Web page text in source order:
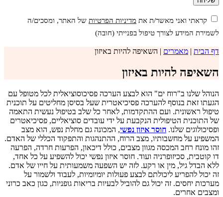
קראתי ואני מאשר/ת את מדיניות הפרטיות של האתר, ומסכים/ה
לשמירת המידע לצורך טיפול בפנייתי (חובה)
דף הבית | מאמרים | השאיפה להיות באיזון
השאיפה להיות באיזון
הנוהל שלנו ב"רוח ים" הוא לבצע הערכה פסיכוסוציאלית לכל מטופל עם
הגעתו זאת בנוסף להערכה פסיכיאטרית שעל בסיסן מחליטים על תוכנית
טיפול ראשונית. ועם ההתקדמות, לאחר כל שלב בטיפול נעשית התאמה
של התוכנית הטיפולית הנקבעת על ידי עובדים סוציאליים, פסיכיאטרים
ופסיכולוגים שלנו. חוסר איזון נפשי, המכונה גם מחלת נפש, הוא מצב
המשפיע על מחשבותיו, מצב הרוח, ההתנהגות והתפקוד הכללי של האדם.
זהו מונח רחב המכסה מגוון מצבים, כולל דיכאון, הפרעות חרדה, הפרעה
דו קוטבית, סכיזופרניה ועוד. חוסר איזון נפשי יכול להשפיע על כל אחד,
ללא הבדל גיל, מין או רקע. לזה יש השפעה משמעותית על חייו של אדם.
זה יכול להפריע ליכולתם לבצע פעולות יומיומיות, לעבוד ולשמור על
מערכות יחסים. זה יכול גם להוביל לבעיות בריאות גופניות, כגון כאב כרוני
ומצבים אחרים.